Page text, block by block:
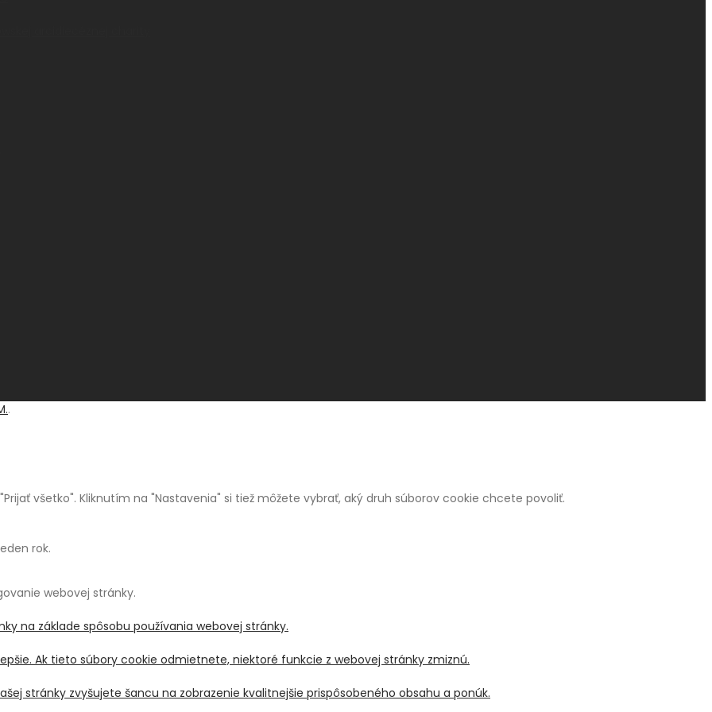
.
všetko". Kliknutím na "Nastavenia" si tiež môžete vybrať, aký druh súborov cookie chcete povoliť.
rok.
webovej stránky.
na základe spôsobu používania webovej stránky.
Ak tieto súbory cookie odmietnete, niektoré funkcie z webovej stránky zmiznú.
stránky zvyšujete šancu na zobrazenie kvalitnejšie prispôsobeného obsahu a ponúk.